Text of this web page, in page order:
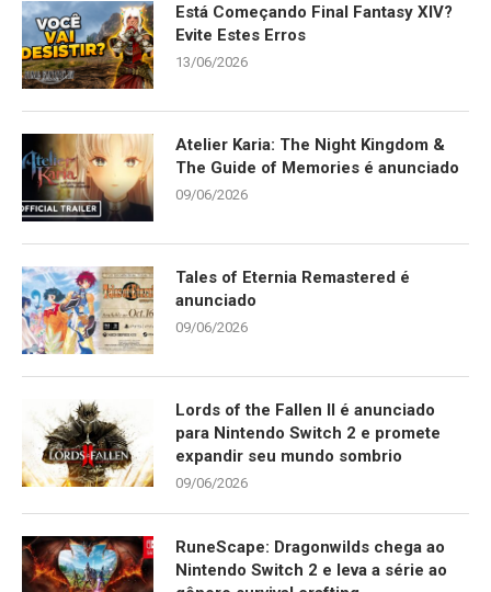
Está Começando Final Fantasy XIV?
Evite Estes Erros
13/06/2026
Atelier Karia: The Night Kingdom &
The Guide of Memories é anunciado
09/06/2026
Tales of Eternia Remastered é
anunciado
09/06/2026
Lords of the Fallen II é anunciado
para Nintendo Switch 2 e promete
expandir seu mundo sombrio
09/06/2026
RuneScape: Dragonwilds chega ao
Nintendo Switch 2 e leva a série ao